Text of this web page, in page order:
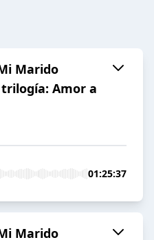
Marido
Amor a
01:25:37
Marido